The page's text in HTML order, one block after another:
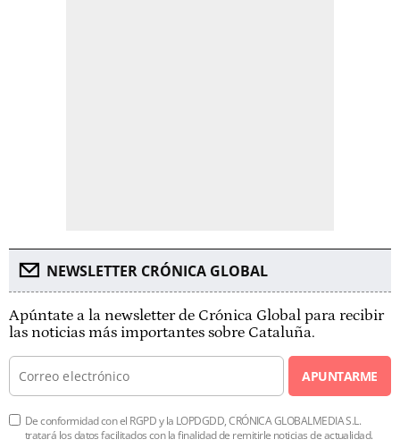
NEWSLETTER CRÓNICA GLOBAL
Apúntate a la newsletter de Crónica Global para recibir
las noticias más importantes sobre Cataluña.
APUNTARME
De conformidad con el RGPD y la LOPDGDD, CRÓNICA GLOBALMEDIA S.L.
tratará los datos facilitados con la finalidad de remitirle noticias de actualidad.